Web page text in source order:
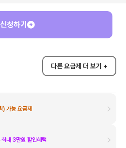
신청하기
다른 요금제 더 보기 +
) 가능 요금제
최대 3만원 할인혜택